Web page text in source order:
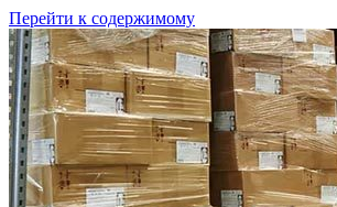
Перейти к содержимому